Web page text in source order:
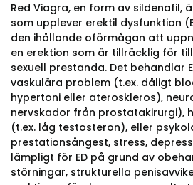
Red Viagra, en form av sildenafil,
som upplever erektil dysfunktion
den ihållande oförmågan att
en erektion som är tillräcklig för
sexuell prestanda. Det behandlar
vaskulära problem (t.ex. dåligt
hypertoni eller ateroskleros),
nervskador från prostatakirurgi),
(t.ex. låg testosteron), eller
prestationsångest, stress,
lämpligt för ED på grund av
störningar, strukturella